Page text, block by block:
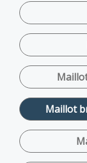
Maillot